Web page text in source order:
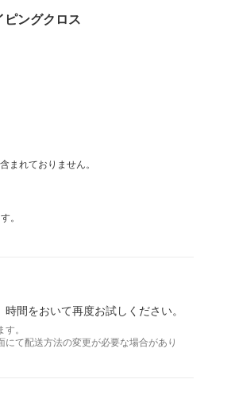
ピングクロス
まれておりません。
。
間をおいて再度お試しください。
。
て配送方法の変更が必要な場合があり